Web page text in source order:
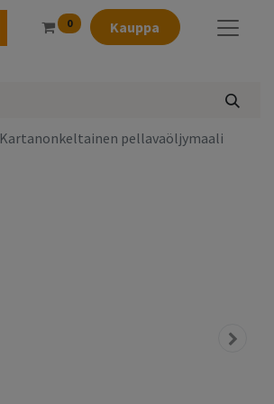
0 Kauppa
Kartanonkeltainen pellavaöljymaali